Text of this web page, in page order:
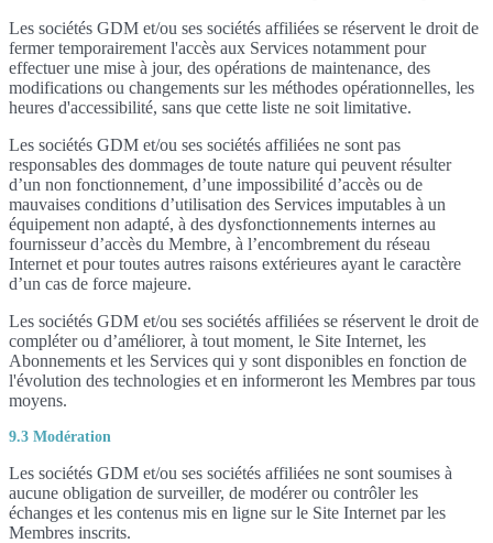
Les sociétés GDM et/ou ses sociétés affiliées se réservent le droit de
fermer temporairement l'accès aux Services notamment pour
effectuer une mise à jour, des opérations de maintenance, des
modifications ou changements sur les méthodes opérationnelles, les
heures d'accessibilité, sans que cette liste ne soit limitative.
Les sociétés GDM et/ou ses sociétés affiliées ne sont pas
responsables des dommages de toute nature qui peuvent résulter
d’un non fonctionnement, d’une impossibilité d’accès ou de
mauvaises conditions d’utilisation des Services imputables à un
équipement non adapté, à des dysfonctionnements internes au
fournisseur d’accès du Membre, à l’encombrement du réseau
Internet et pour toutes autres raisons extérieures ayant le caractère
d’un cas de force majeure.
Les sociétés GDM et/ou ses sociétés affiliées se réservent le droit de
compléter ou d’améliorer, à tout moment, le Site Internet, les
Abonnements et les Services qui y sont disponibles en fonction de
l'évolution des technologies et en informeront les Membres par tous
moyens.
9.3 Modération
Les sociétés GDM et/ou ses sociétés affiliées ne sont soumises à
aucune obligation de surveiller, de modérer ou contrôler les
échanges et les contenus mis en ligne sur le Site Internet par les
Membres inscrits.